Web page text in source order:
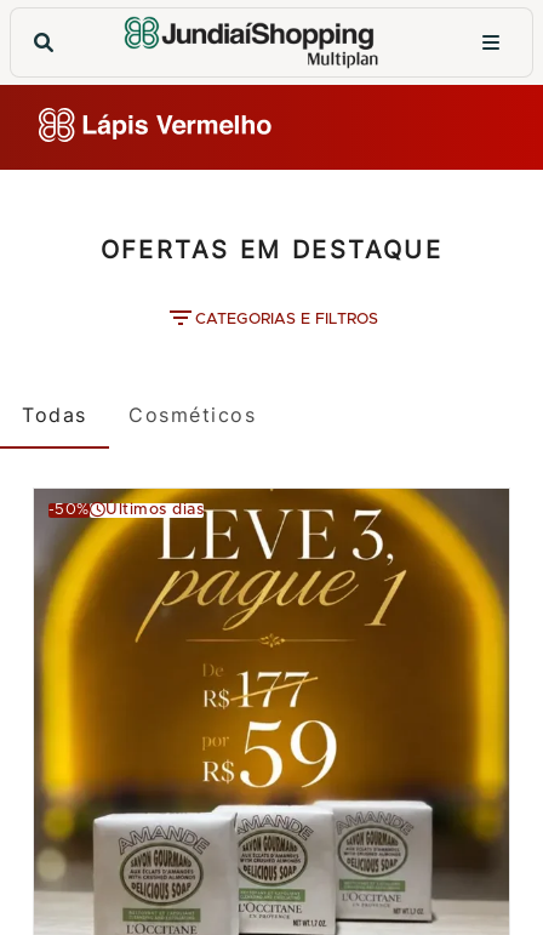
OFERTAS EM DESTAQUE
CATEGORIAS E FILTROS
Todas Cosméticos
-50% Últimos dias